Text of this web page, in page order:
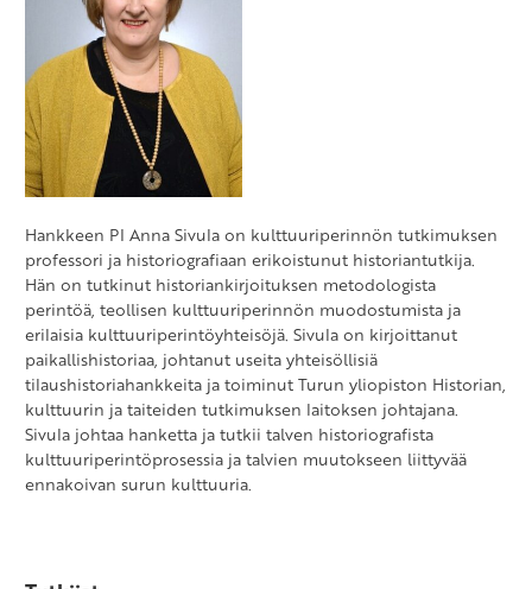
Hankkeen PI Anna Sivula on kulttuuriperinnön tutkimuksen
professori ja historiografiaan erikoistunut historiantutkija.
Hän on tutkinut historiankirjoituksen metodologista
perintöä, teollisen kulttuuriperinnön muodostumista ja
erilaisia kulttuuriperintöyhteisöjä. Sivula on kirjoittanut
paikallishistoriaa, johtanut useita yhteisöllisiä
tilaushistoriahankkeita ja toiminut Turun yliopiston Historian,
kulttuurin ja taiteiden tutkimuksen laitoksen johtajana.
Sivula johtaa hanketta ja tutkii talven historiografista
kulttuuriperintöprosessia ja talvien muutokseen liittyvää
ennakoivan surun kulttuuria.